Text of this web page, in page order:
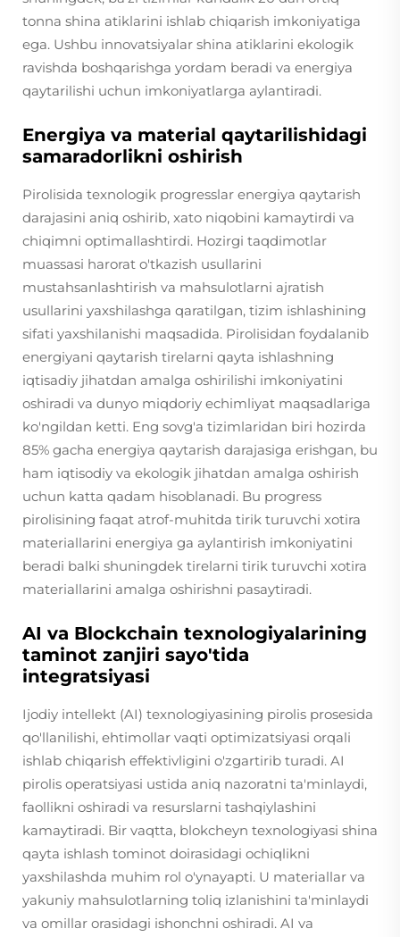
tonna shina atiklarini ishlab chiqarish imkoniyatiga
ega. Ushbu innovatsiyalar shina atiklarini ekologik
ravishda boshqarishga yordam beradi va energiya
qaytarilishi uchun imkoniyatlarga aylantiradi.
Energiya va material qaytarilishidagi
samaradorlikni oshirish
Pirolisida texnologik progresslar energiya qaytarish
darajasini aniq oshirib, xato niqobini kamaytirdi va
chiqimni optimallashtirdi. Hozirgi taqdimotlar
muassasi harorat o'tkazish usullarini
mustahsanlashtirish va mahsulotlarni ajratish
usullarini yaxshilashga qaratilgan, tizim ishlashining
sifati yaxshilanishi maqsadida. Pirolisidan foydalanib
energiyani qaytarish tirelarni qayta ishlashning
iqtisadiy jihatdan amalga oshirilishi imkoniyatini
oshiradi va dunyo miqdoriy echimliyat maqsadlariga
ko'ngildan ketti. Eng sovg'a tizimlaridan biri hozirda
85% gacha energiya qaytarish darajasiga erishgan, bu
ham iqtisodiy va ekologik jihatdan amalga oshirish
uchun katta qadam hisoblanadi. Bu progress
pirolisining faqat atrof-muhitda tirik turuvchi xotira
materiallarini energiya ga aylantirish imkoniyatini
beradi balki shuningdek tirelarni tirik turuvchi xotira
materiallarini amalga oshirishni pasaytiradi.
AI va Blockchain texnologiyalarining
taminot zanjiri sayo'tida
integratsiyasi
Ijodiy intellekt (AI) texnologiyasining pirolis prosesida
qo'llanilishi, ehtimollar vaqti optimizatsiyasi orqali
ishlab chiqarish effektivligini o'zgartirib turadi. AI
pirolis operatsiyasi ustida aniq nazoratni ta'minlaydi,
faollikni oshiradi va resurslarni tashqiylashini
kamaytiradi. Bir vaqtta, blokcheyn texnologiyasi shina
qayta ishlash tominot doirasidagi ochiqlikni
yaxshilashda muhim rol o'ynayapti. U materiallar va
yakuniy mahsulotlarning toliq izlanishini ta'minlaydi
va omillar orasidagi ishonchni oshiradi. AI va